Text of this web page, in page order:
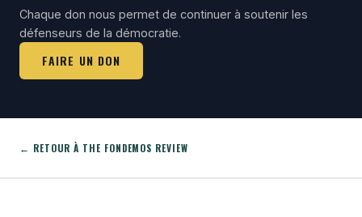
Chaque don nous permet de continuer à soutenir les
défenseurs de la démocratie.
FAIRE UN DON
← RETOUR À THE FONDEMOS REVIEW